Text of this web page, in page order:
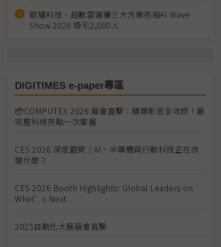
歐耀科技、超數雲端攜三大方案亮相AI Wave
Show 2026 吸引2,000人
DIGITIMES e-paper專區
📦COMPUTEX 2026 展會直擊：精華影音全收錄！最
完整科技亮點一次掌握
CES 2026 深度觀察｜AI、半導體與行動科技正在改
變什麼？
CES 2026 Booth Highlights: Global Leaders on
What’s Next
2025自動化大展展會直擊